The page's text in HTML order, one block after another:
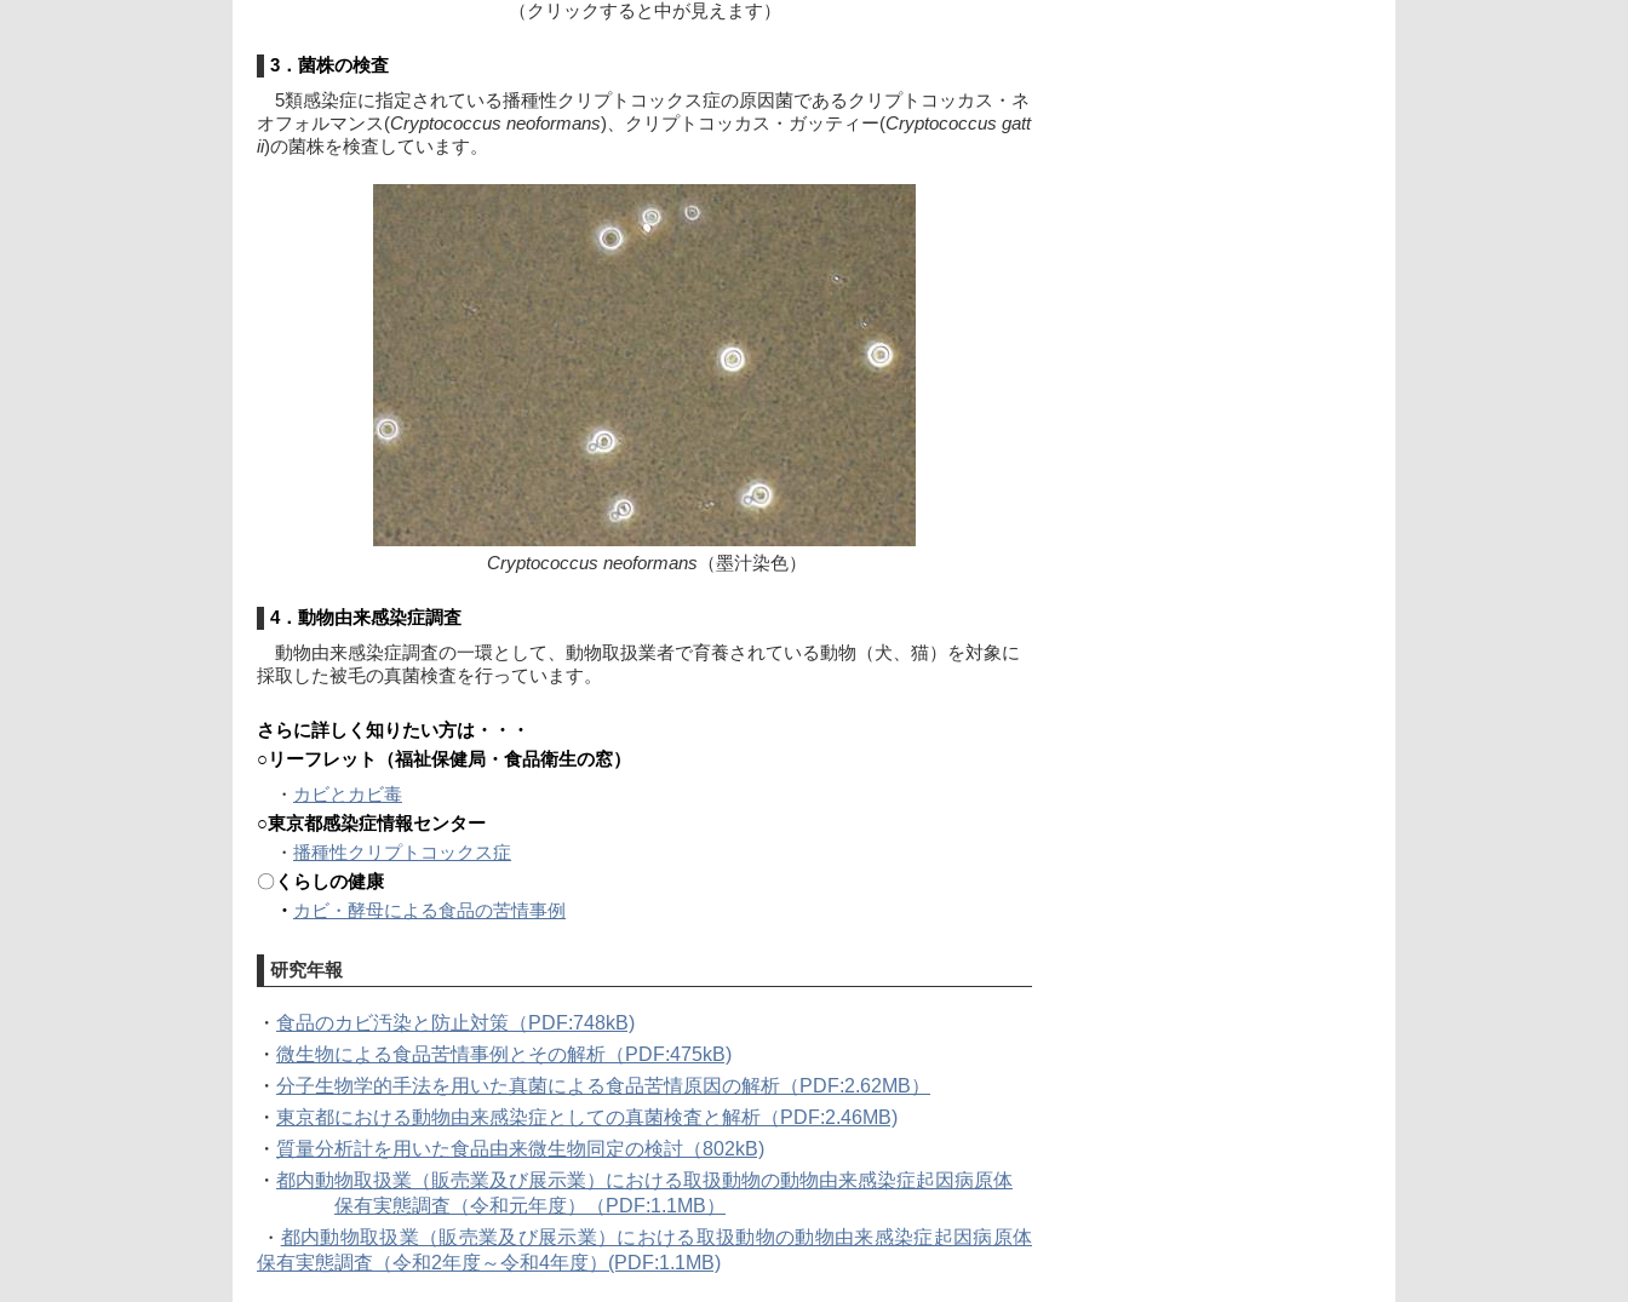
（クリックすると中が見えます）
3．菌株の検査
5類感染症に指定されている播種性クリプトコックス症の原因菌であるクリプトコッカス・ネ
オフォルマンス(Cryptococcus neoformans)、クリプトコッカス・ガッティー(Cryptococcus gatt
ii)の菌株を検査しています。
Cryptococcus neoformans （墨汁染色）
4．動物由来感染症調査
動物由来感染症調査の一環として、動物取扱業者で育養されている動物（犬、猫）を対象に
採取した被毛の真菌検査を行っています。
さらに詳しく知りたい方は・・・
○リーフレット（福祉保健局・食品衛生の窓）
・ カビとカビ毒
○東京都感染症情報センター
・ 播種性クリプトコックス症
〇 くらしの健康
・ カビ・酵母による食品の苦情事例
研究年報
・ 食品のカビ汚染と防止対策（PDF:748kB)
・ 微生物による食品苦情事例とその解析（PDF:475kB)
・ 分子生物学的手法を用いた真菌による食品苦情原因の解析（PDF:2.62MB）
・ 東京都における動物由来感染症としての真菌検査と解析（PDF:2.46MB)
・ 質量分析計を用いた食品由来微生物同定の検討（802kB)
・ 都内動物取扱業（販売業及び展示業）における取扱動物の動物由来感染症起因病原体
保有実態調査（令和元年度）（PDF:1.1MB）
・ 都内動物取扱業（販売業及び展示業）における取扱動物の動物由来感染症起因病原体
保有実態調査（令和2年度～令和4年度）(PDF:1.1MB)